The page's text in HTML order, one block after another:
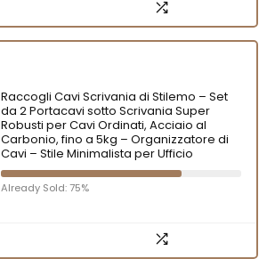
Raccogli Cavi Scrivania di Stilemo – Set
da 2 Portacavi sotto Scrivania Super
Robusti per Cavi Ordinati, Acciaio al
Carbonio, fino a 5kg – Organizzatore di
Cavi – Stile Minimalista per Ufficio
Already Sold: 75%